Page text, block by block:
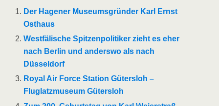
Der Hagener Museumsgründer Karl Ernst
Osthaus
Westfälische Spitzenpolitiker zieht es eher
nach Berlin und anderswo als nach
Düsseldorf
Royal Air Force Station Gütersloh –
Fluglatzmuseum Gütersloh